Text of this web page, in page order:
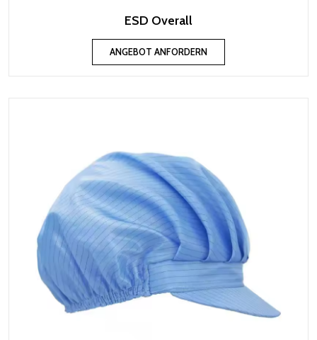
ESD Overall
ANGEBOT ANFORDERN